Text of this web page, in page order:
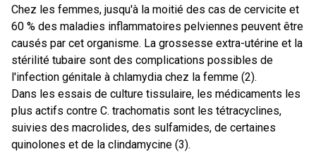
Chez les femmes, jusqu'à la moitié des cas de cervicite et
60 % des maladies inflammatoires pelviennes peuvent être
causés par cet organisme. La grossesse extra-utérine et la
stérilité tubaire sont des complications possibles de
l'infection génitale à chlamydia chez la femme (2).
Dans les essais de culture tissulaire, les médicaments les
plus actifs contre C. trachomatis sont les tétracyclines,
suivies des macrolides, des sulfamides, de certaines
quinolones et de la clindamycine (3).